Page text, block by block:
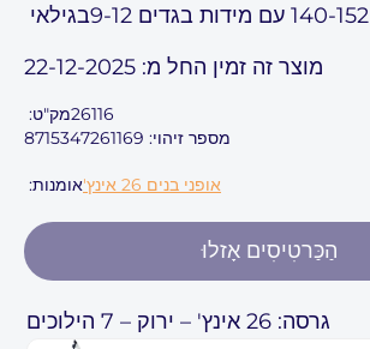
בגילאי9-12 עם מידות בגדים 140-152
מוצר זה זמין החל מ: 22-12-2025
מק"ט:26116
מספר זיהוי: 8715347261169
אומנות: אופני בנים 26 אינץ'
הַכַּרטִיסִים אָזלוּ
גרסה: 26 אינץ' – ירוק – 7 הילוכים